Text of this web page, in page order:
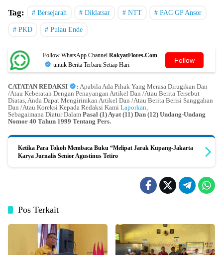
Tag: Bersejarah Diklatsar NTT PAC GP Ansor
PKD Pulau Ende
Follow WhatsApp Channel RakyatFlores.Com
untuk Berita Terbaru Setiap Hari
Follow
CATATAN REDAKSI : Apabila Ada Pihak Yang Merasa Dirugikan Dan
/Atau Keberatan Dengan Penayangan Artikel Dan /Atau Berita Tersebut
Diatas, Anda Dapat Mengirimkan Artikel Dan /Atau Berita Berisi Sanggahan
Dan /Atau Koreksi Kepada Redaksi Kami Laporkan
Sebagaimana Diatur Dalam Pasal (1) Ayat (11) Dan (12) Undang-Undang
Nomor 40 Tahun 1999 Tentang Pers.
Ketika Para Tokoh Membaca Buku “Melipat Jarak Kupang-Jakarta
Karya Jurnalis Senior Agustinus Tetiro
Pos Terkait